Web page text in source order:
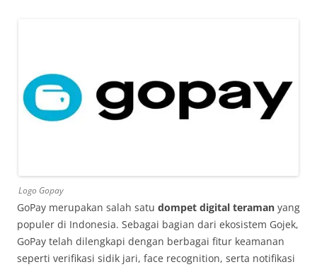
Logo Gopay
GoPay merupakan salah satu dompet digital teraman yang
populer di Indonesia. Sebagai bagian dari ekosistem Gojek,
GoPay telah dilengkapi dengan berbagai fitur keamanan
seperti verifikasi sidik jari, face recognition, serta notifikasi